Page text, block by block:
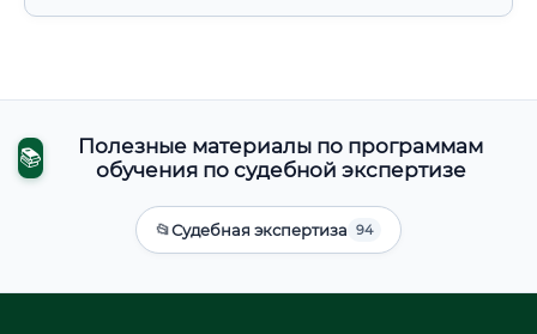
📚
Полезные материалы по программам
обучения по судебной экспертизе
📂Судебная экспертиза 94